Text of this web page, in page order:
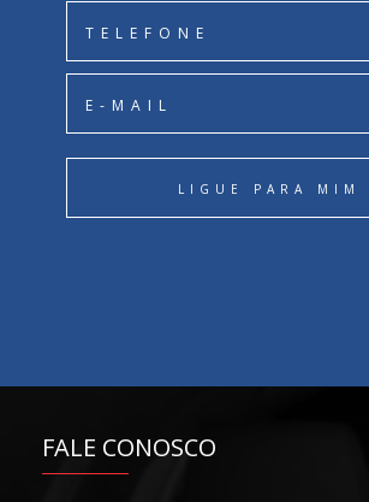
LIGUE PARA MIM
FALE CONOSCO